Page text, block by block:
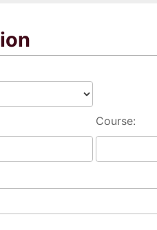
Course: